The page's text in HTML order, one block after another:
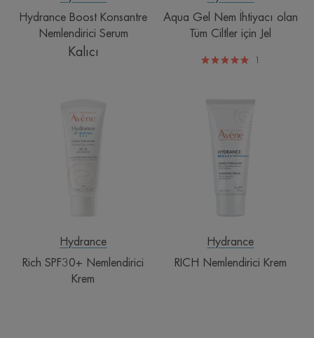
Hydrance Boost Konsantre
Nemlendirici Serum
Kalıcı
Aqua Gel Nem İhtiyacı olan
Tüm Ciltler için Jel
1
SPF30+
Nemlendirici
Krem
Hydrance
Rich SPF30+ Nemlendirici
Krem
Hydrance
RICH Nemlendirici Krem